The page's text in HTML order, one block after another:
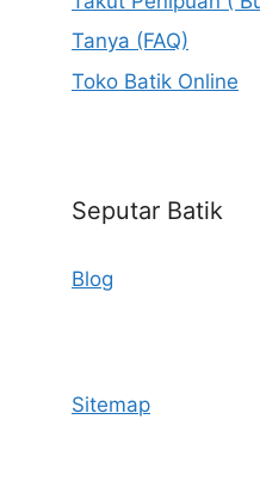
Tanya (FAQ)
Toko Batik Online
Seputar Batik
Blog
Sitemap